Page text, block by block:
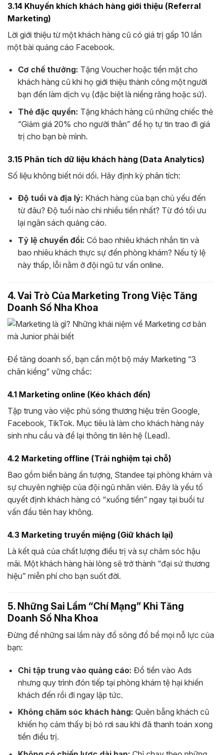
3.14 Khuyến khích khách hàng giới thiệu (Referral
Marketing)
Lời giới thiệu từ một khách hàng cũ có giá trị gấp 10 lần
một bài quảng cáo Facebook.
Cơ chế thưởng: Tặng Voucher hoặc tiền mặt cho
khách hàng cũ khi họ giới thiệu thành công một người
bạn đến làm dịch vụ (đặc biệt là niềng răng hoặc sứ).
Thẻ đặc quyền: Tặng khách hàng cũ những chiếc thẻ
“Giảm giá 20% cho người thân” để họ tự tin trao đi giá
trị cho bạn bè mình.
3.15 Phân tích dữ liệu khách hàng (Data Analytics)
Số liệu không biết nói dối. Hãy định kỳ phân tích:
Độ tuổi và địa lý: Khách hàng của bạn chủ yếu đến
từ đâu? Độ tuổi nào chi nhiều tiền nhất? Từ đó tối ưu
lại ngân sách quảng cáo.
Tỷ lệ chuyển đổi: Có bao nhiêu khách nhắn tin và
bao nhiêu khách thực sự đến phòng khám? Nếu tỷ lệ
này thấp, lỗi nằm ở đội ngũ tư vấn online.
4. Vai Trò Của Marketing Trong Việc Tăng
Doanh Số Nha Khoa
Để tăng doanh số, bạn cần một bộ máy Marketing “3
chân kiềng” vững chắc:
4.1 Marketing online (Kéo khách đến)
Tập trung vào việc phủ sóng thương hiệu trên Google,
Facebook, TikTok. Mục tiêu là làm cho khách hàng nảy
sinh nhu cầu và để lại thông tin liên hệ (Lead).
4.2 Marketing offline (Trải nghiệm tại chỗ)
Bao gồm biển bảng ấn tượng, Standee tại phòng khám và
sự chuyên nghiệp của đội ngũ nhân viên. Đây là yếu tố
quyết định khách hàng có “xuống tiền” ngay tại buổi tư
vấn đầu tiên hay không.
4.3 Marketing truyền miệng (Giữ khách lại)
Là kết quả của chất lượng điều trị và sự chăm sóc hậu
mãi. Một khách hàng hài lòng sẽ trở thành “đại sứ thương
hiệu” miễn phí cho bạn suốt đời.
5. Những Sai Lầm “Chí Mạng” Khi Tăng
Doanh Số Nha Khoa
Đừng để những sai lầm này đổ sông đổ bể mọi nỗ lực của
bạn:
Chỉ tập trung vào quảng cáo: Đổ tiền vào Ads
nhưng quy trình đón tiếp tại phòng khám tệ hại khiến
khách đến rồi đi ngay lập tức.
Không chăm sóc khách hàng: Quên bẵng khách cũ
khiến họ cảm thấy bị bỏ rơi sau khi đã thanh toán xong
tiền điều trị.